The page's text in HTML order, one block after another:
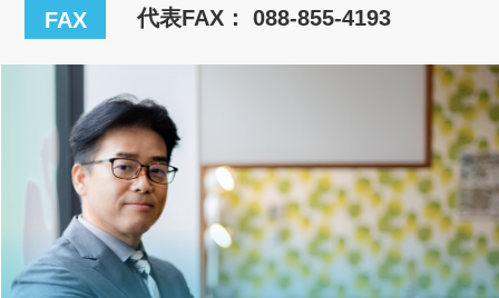
FAX 代表FAX： 088-855-4193